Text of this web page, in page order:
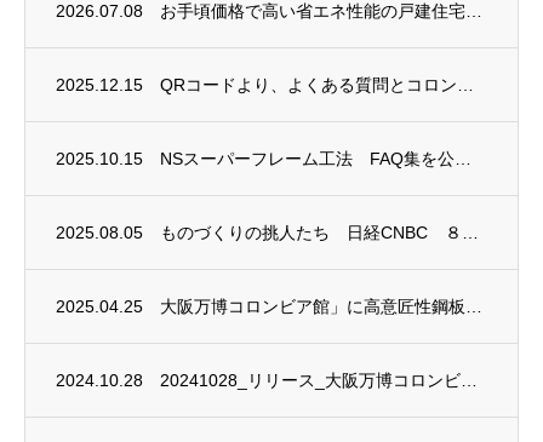
2026.07.08
2025.12.15
2025.10.15
2025.08.05
2025.04.25
2024.10.28